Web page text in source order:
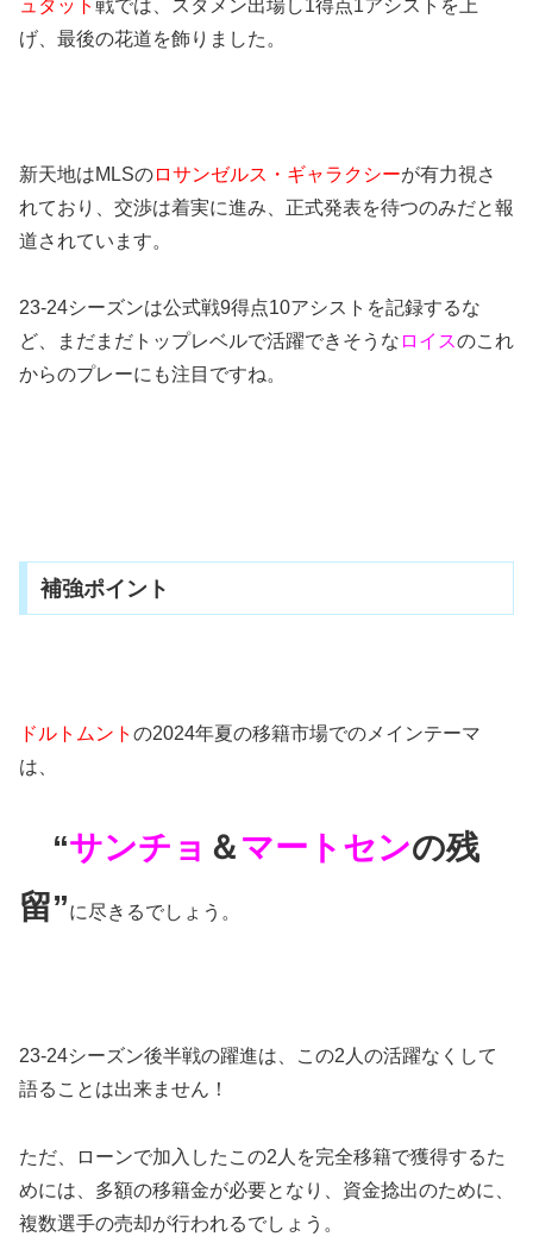
ュタット 戦では、スタメン出場し1得点1アシストを上
げ、最後の花道を飾りました。
新天地はMLSのロサンゼルス・ギャラクシーが有力視さ
れており、交渉は着実に進み、正式発表を待つのみだと報
道されています。
23-24シーズンは公式戦9得点10アシストを記録するな
ど、まだまだトップレベルで活躍できそうな ロイスのこれ
からのプレーにも注目ですね。
補強ポイント
ドルトムント の2024年夏の移籍市場でのメインテーマ
は、
“サンチョ ＆マートセンの残
留”に尽きるでしょう。
23-24シーズン後半戦の躍進は、この2人の活躍なくして
語ることは出来ません！
ただ、ローンで加入したこの2人を完全移籍で獲得するた
めには、多額の移籍金が必要となり、資金捻出のために、
複数選手の売却が行われるでしょう。